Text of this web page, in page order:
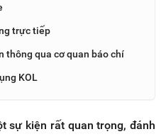
trực tiếp
thông qua cơ quan báo chí
KOL
sự kiện rất quan trọng, đánh